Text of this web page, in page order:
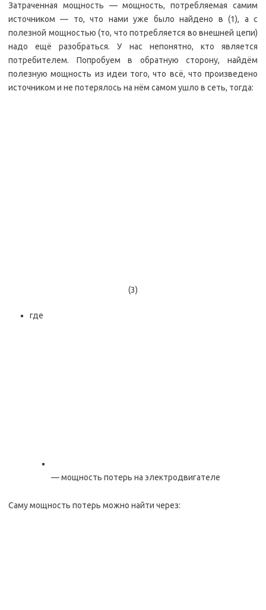
Затраченная мощность — мощность, потребляемая самим
источником — то, что нами уже было найдено в (1), а с
полезной мощностью (то, что потребляется во внешней цепи)
надо ещё разобраться. У нас непонятно, кто является
потребителем. Попробуем в обратную сторону, найдём
полезную мощность из идеи того, что всё, что произведено
источником и не потерялось на нём самом ушло в сеть, тогда:
(3)
где
— мощность потерь на электродвигателе
Саму мощность потерь можно найти через: